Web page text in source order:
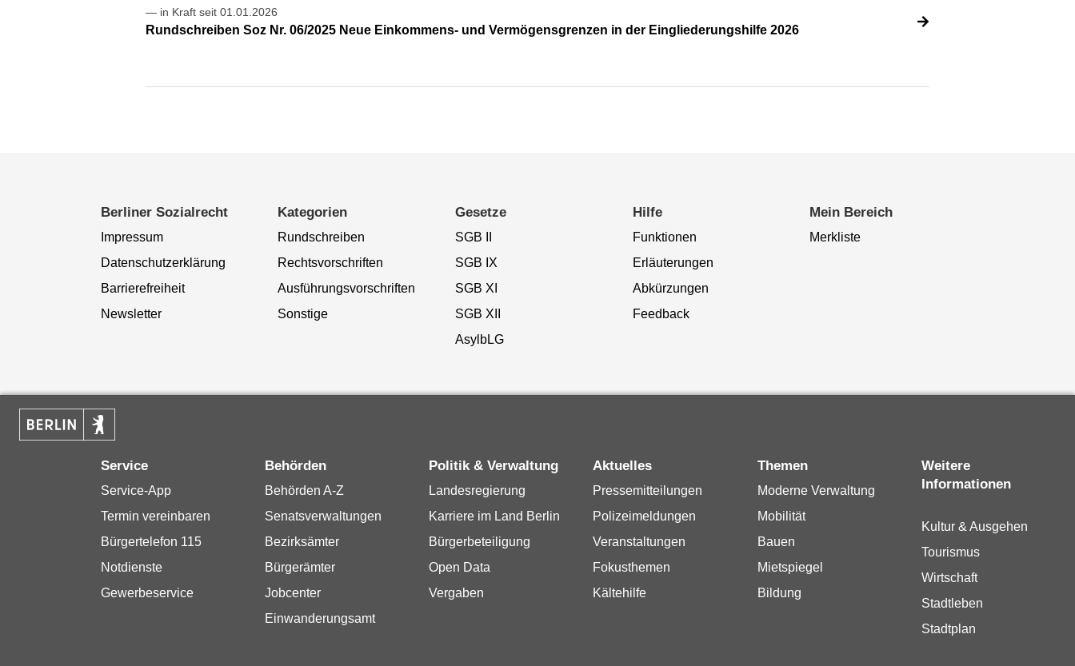
— in Kraft seit 01.01.2026
Rundschreiben Soz Nr. 06/2025 Neue Einkommens- und Vermögensgrenzen in der Eingliederungshilfe 2026
Berliner Sozialrecht
Impressum
Datenschutzerklärung
Barrierefreiheit
Newsletter
Kategorien
Rundschreiben
Rechtsvorschriften
Ausführungsvorschriften
Sonstige
Gesetze
SGB II
SGB IX
SGB XI
SGB XII
AsylbLG
Hilfe
Funktionen
Erläuterungen
Abkürzungen
Feedback
Mein Bereich
Merkliste
Service
Service-App
Termin vereinbaren
Bürgertelefon 115
Notdienste
Gewerbeservice
Behörden
Behörden A-Z
Senatsverwaltungen
Bezirksämter
Bürgerämter
Jobcenter
Einwanderungsamt
Politik & Verwaltung
Landesregierung
Karriere im Land Berlin
Bürgerbeteiligung
Open Data
Vergaben
Aktuelles
Pressemitteilungen
Polizeimeldungen
Veranstaltungen
Fokusthemen
Kältehilfe
Themen
Moderne Verwaltung
Mobilität
Bauen
Mietspiegel
Bildung
Weitere
Informationen
Kultur & Ausgehen
Tourismus
Wirtschaft
Stadtleben
Stadtplan